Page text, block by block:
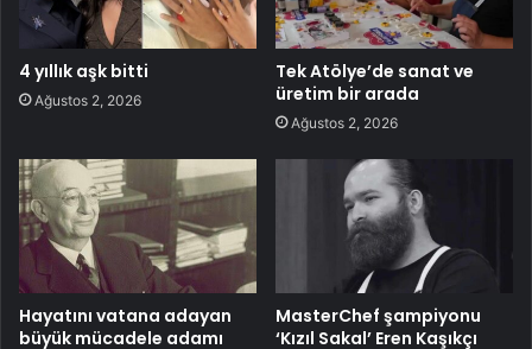
4 yıllık aşk bitti
Ağustos 2, 2026
Tek Atölye’de sanat ve
üretim bir arada
Ağustos 2, 2026
Hayatını vatana adayan
büyük mücadele adamı
MasterChef şampiyonu
‘Kızıl Sakal’ Eren Kaşıkçı